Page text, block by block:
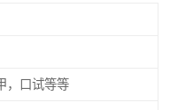
，口试等等